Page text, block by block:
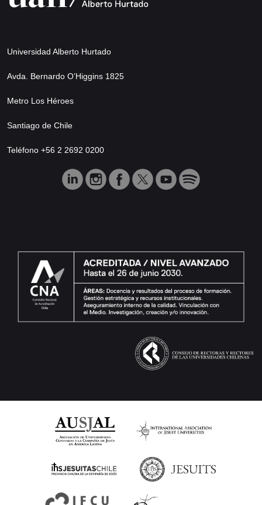
Universidad Alberto Hurtado
Avda. Bernardo O’Higgins 1825
Metro Los Héroes
Santiago de Chile
Teléfono +56 2 2692 0200